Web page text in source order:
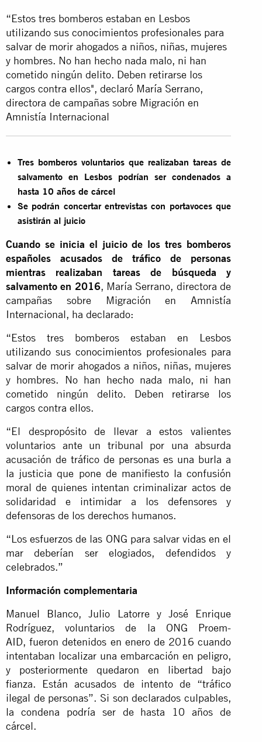
“Estos tres bomberos estaban en Lesbos
utilizando sus conocimientos profesionales para
salvar de morir ahogados a niños, niñas, mujeres
y hombres. No han hecho nada malo, ni han
cometido ningún delito. Deben retirarse los
cargos contra ellos", declaró María Serrano,
directora de campañas sobre Migración en
Amnistía Internacional
Tres bomberos voluntarios que realizaban tareas de
salvamento en Lesbos podrían ser condenados a
hasta 10 años de cárcel
Se podrán concertar entrevistas con portavoces que
asistirán al juicio
Cuando se inicia el juicio de los tres bomberos
españoles acusados de tráfico de personas
mientras realizaban tareas de búsqueda y
salvamento en 2016, María Serrano, directora de
campañas sobre Migración en Amnistía
Internacional, ha declarado:
“Estos tres bomberos estaban en Lesbos
utilizando sus conocimientos profesionales para
salvar de morir ahogados a niños, niñas, mujeres
y hombres. No han hecho nada malo, ni han
cometido ningún delito. Deben retirarse los
cargos contra ellos.
“El despropósito de llevar a estos valientes
voluntarios ante un tribunal por una absurda
acusación de tráfico de personas es una burla a
la justicia que pone de manifiesto la confusión
moral de quienes intentan criminalizar actos de
solidaridad e intimidar a los defensores y
defensoras de los derechos humanos.
“Los esfuerzos de las ONG para salvar vidas en el
mar deberían ser elogiados, defendidos y
celebrados.”
Información complementaria
Manuel Blanco, Julio Latorre y José Enrique
Rodríguez, voluntarios de la ONG Proem-
AID, fueron detenidos en enero de 2016 cuando
intentaban localizar una embarcación en peligro,
y posteriormente quedaron en libertad bajo
fianza. Están acusados de intento de “tráfico
ilegal de personas”. Si son declarados culpables,
la condena podría ser de hasta 10 años de
cárcel.